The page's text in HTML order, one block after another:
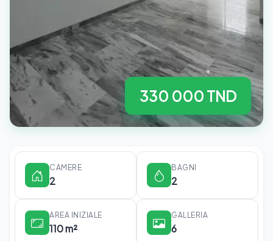
330 000 TND
CAMERE
2
BAGNI
2
AREA INIZIALE
110 m²
GALLERIA
6